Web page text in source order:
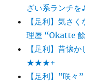
ざい系ランチ
【足利】気さ
理屋 “Okatte
【足利】昔懐
★★★+
【足利】”咲々